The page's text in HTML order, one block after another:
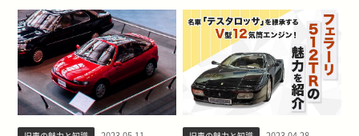
踏み込んだスタイリングでした。 パ
オが発売されたのは、東京モーター
ショーでの発表から2年後の1989年
の1月15日。平成元年になって最初
に発売された国産車の1台です。
（もう1台も日産車のC33型ローレ
ル）Be-1以上にレトロデザインを全
面に押し出したパオが、新しい時代
の幕開けとともに登場というのも運
走行性能を高めたモデルに仕上がり
ました。 なお、ベレットGTRは
1970年に行ったマイナーチェンジの
際に、ベレットGT typeRと名称を
改めています。GTR、TypeRとも
に、現在では走行性能の高い国産車
の象徴ともいえるグレード名です。
どちらの名前も1960年代に使用して
いたいすゞは、先見の明があったの
リパーを採用するなど性能面で大幅
な進化を遂げました。さらに、エン
ジンは3代目FD3S型にも受け継がれ
る13B型ターボエンジンを搭載。初
代サバンナ RX-7を、FC3S型でピュ
アスポーツに昇華させました。 メー
カー純正のチューニングカー「アン
フィニ」シリーズ FC3S型サバンナ
RX-7には、「アンフィニ」の名を冠
のもとS360は開発されました。 実
際には、専務だった藤澤氏の市場を
見据えた進言によって、軽トラック
T360も同時開発されたものの、初め
ての4輪開発でいきなりスポーツカ
ーにチャレンジするあたりに、ホン
ダ・スピリットを感じます。（市販
されたのはT360が先） S360が市販
されなかった理由 1962年6月、建設
来」とまで評されます。 ベース車輌
の850も含めて、T-5Rの開発背景を
振り返ってみましょう。 ステーショ
ンワゴンブームの火付け役ボルボ
850 ボルボ 850 T-5R エステートの
ベース車輌のボルボ 850 エステート
は、先行して発売されていたセダン
タイプに加わる形で1993年に登場し
発は矛盾した挑戦だった 初代ミニが
登場したのは、イギリスが石油危機
にさらされていた1959年でした。各
社が燃費の改善に躍起になるなか、
ブリティッシュ・モーター・コーポ
レーション（BMC）が発売したコン
パクトカーがミニです。 ミニの開発
ーフレームによる頑丈な作りと、高
い悪路走破性は本格クロカン車とし
て引けをとりません。 Y60型 サファ
リの本格クロカンとしてのこだわり
を、歴代モデルも交えながら振り返
ってみましょう。 軍用から民間用へ
変化をとげたクロカン車 日産 Y60型
クル40の復活を強く望むファンの声
に応えるため、1997年に800台限定
で生産されました。 実質的にトヨタ
純正のカスタムカーとして開発され
たPX10の魅力と、ベース車輌のラン
クル70と40の歴史を振り返ります。
ロングセラーモデルをかけ合わせた